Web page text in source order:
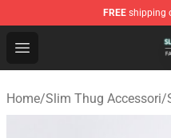
FREE shipping
Open menu
Slim Thug Shop -
Home/Slim Thug Accessori/